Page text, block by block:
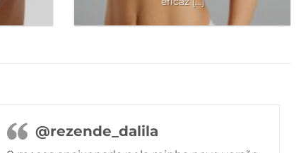
@rezende_dalila